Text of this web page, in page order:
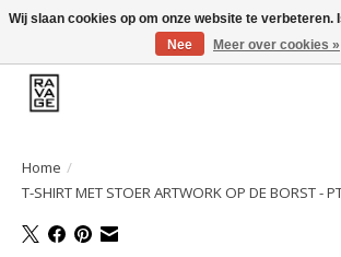
EEN GROOT ASSORTIMENT VAN TOP MERKEN!
Home /
T-SHIRT MET STOER ARTWORK OP DE BORST -
Wij slaan cookies op om onze website te verbeteren.
Nee
Meer over cookies »